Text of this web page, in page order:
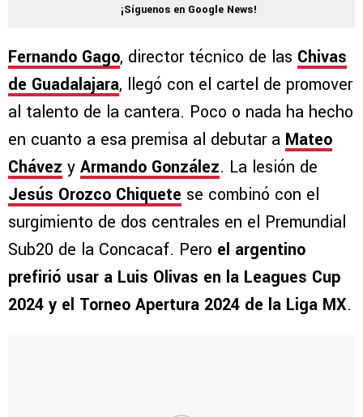
¡Síguenos en Google News!
Fernando Gago, director técnico de las Chivas
de Guadalajara, llegó con el cartel de promover
al talento de la cantera. Poco o nada ha hecho
en cuanto a esa premisa al debutar a Mateo
Chávez y Armando González. La lesión de
Jesús Orozco Chiquete se combinó con el
surgimiento de dos centrales en el Premundial
Sub20 de la Concacaf. Pero el argentino
prefirió usar a Luis Olivas en la Leagues Cup
2024 y el Torneo Apertura 2024 de la Liga MX.